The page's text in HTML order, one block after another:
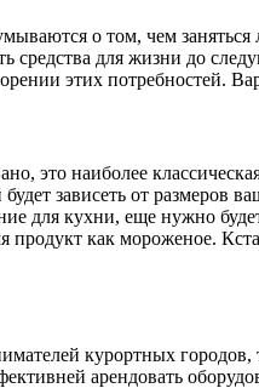
о том, чем
средства для жизни до
этих потребностей.
это наиболее
зависеть от размеров
для кухни, еще нужно
продукт как мороженое.
курортных
арендовать